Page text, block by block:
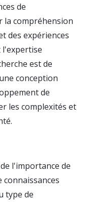
de
la compréhension
des expériences
est de
conception
de
les complexités et
l'importance de
type de